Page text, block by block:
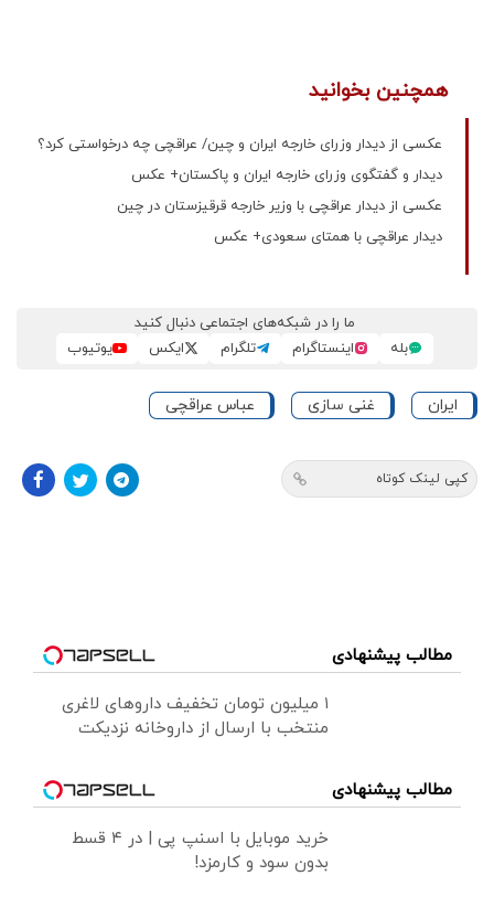
همچنین بخوانید
عکسی از دیدار وزرای خارجه ایران و چین/ عراقچی چه درخواستی کرد؟
دیدار و گفتگوی وزرای خارجه ایران و پاکستان+ عکس
عکسی از دیدار عراقچی با وزیر خارجه قرقیزستان در چین
دیدار عراقچی با همتای سعودی+ عکس
ما را در شبکه‌های اجتماعی دنبال کنید
بله
اینستاگرام تلگرام ایکس یوتیوب
ایران غنی سازی عباس عراقچی
کپی لینک کوتاه
مطالب پیشنهادی
۱ میلیون تومان تخفیف داروهای لاغری
منتخب با ارسال از داروخانه نزدیکت
مطالب پیشنهادی
خرید موبایل با اسنپ پی | در ۴ قسط
بدون سود و کارمزد!